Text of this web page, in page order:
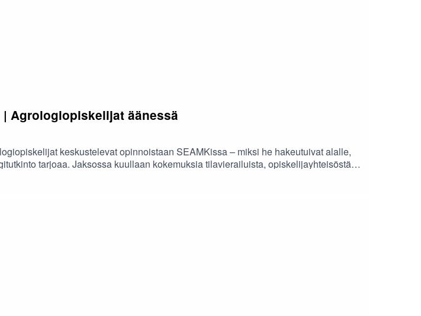
Agrologiopiskelijat äänessä
keskustelevat opinnoistaan SEAMKissa – miksi he hakeutuivat alalle,
tarjoaa. Jaksossa kuullaan kokemuksia tilavierailuista, opiskelijayhteisöstä,
sopivat. Opiskelijat jakavat myös käytännön vinkkejä opintoihin ja